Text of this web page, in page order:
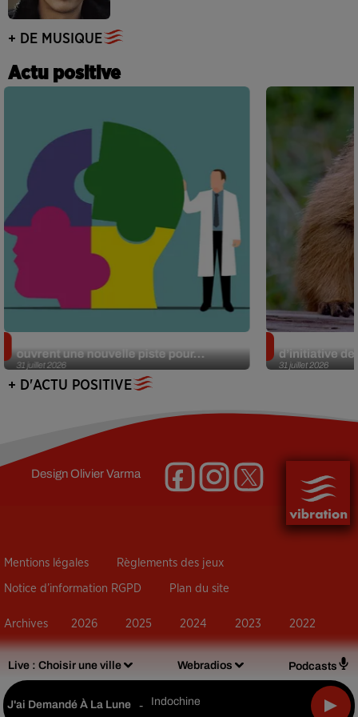
Live : Choisir une ville Webradios Podcasts
J'ai Demandé À La Lune - Indochine
+ DE MUSIQUE
Actu positive
31 juillet 2026
ouvrent une nouvelle piste pour...
31 juillet 2026
d’initiative
+ D'ACTU POSITIVE
DesignOlivier Varma
Mentions légales Règlements des jeux
Notice d’information RGPD Plan du site
Archives 2026 2025 2024 2023 2022